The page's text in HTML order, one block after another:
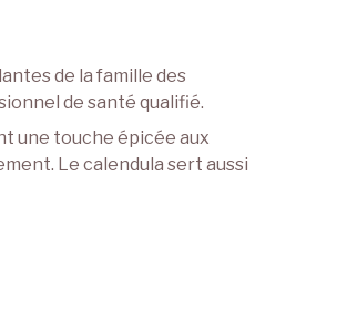
de la famille des
de santé qualifié.
une touche épicée aux
Le calendula sert aussi